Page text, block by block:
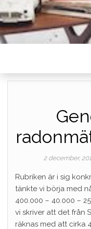
2 december,
Rubriken är i sig
tänkte vi börja med
400.000 – 40.000 –
vi skriver att det från
räknas med att cirka